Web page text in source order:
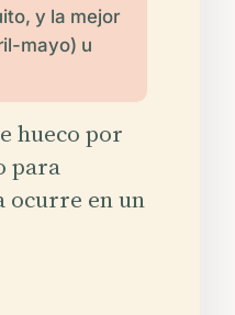
y la mejor
mayo) u
hueco por
para
ocurre en un